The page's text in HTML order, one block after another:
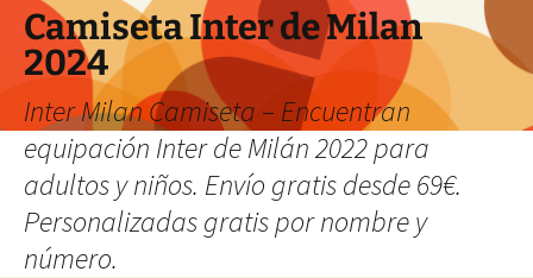
Camiseta Inter de Milan
2024
Inter Milan Camiseta – Encuentran
equipación Inter de Milán 2022 para
adultos y niños. Envío gratis desde 69€.
Personalizadas gratis por nombre y
número.